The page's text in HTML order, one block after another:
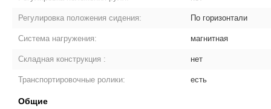
Регулировка положения сидения: По горизонтали
Система нагружения: магнитная
Складная конструкция : нет
Транспортировочные ролики: есть
Общие